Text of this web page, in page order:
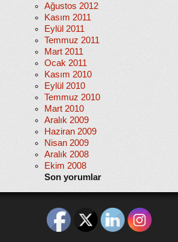
Ağustos 2012
Kasım 2011
Eylül 2011
Temmuz 2011
Mart 2011
Ocak 2011
Kasım 2010
Eylül 2010
Temmuz 2010
Mart 2010
Aralık 2009
Haziran 2009
Nisan 2009
Aralık 2008
Ekim 2008
Son yorumlar